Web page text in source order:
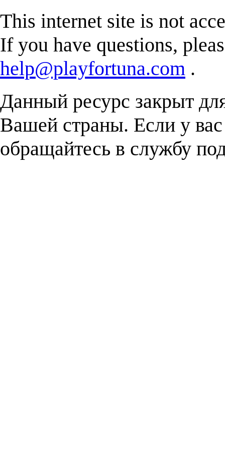
This internet site is not
If you have questions,
help@playfortuna.com .
Данный ресурс закрыт
Вашей страны. Если у
обращайтесь в службу